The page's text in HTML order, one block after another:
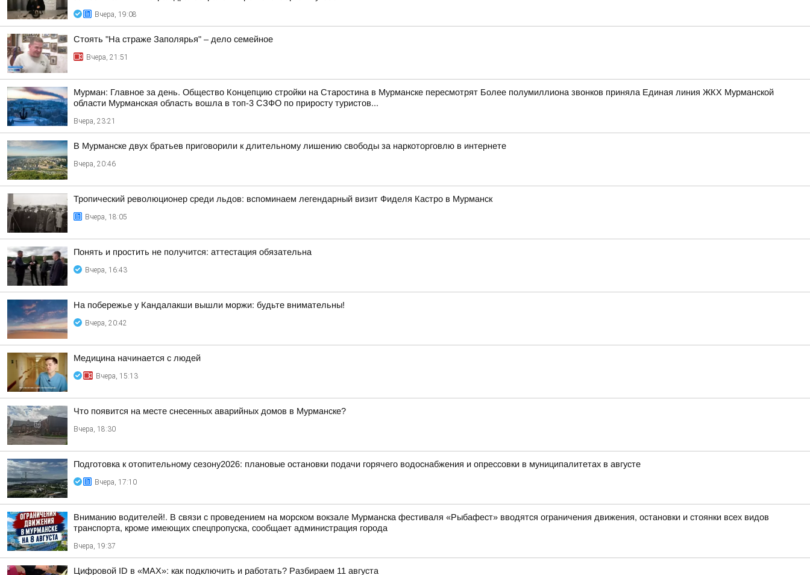
Вчера, 19:08
Стоять "На страже Заполярья" – дело семейное
Вчера, 21:51
Мурман: Главное за день. Общество Концепцию стройки на Старостина в Мурманске пересмотрят Более полумиллиона звонков приняла Единая линия ЖКХ Мурманской
области Мурманская область вошла в топ-3 СЗФО по приросту туристов...
Вчера, 23:21
В Мурманске двух братьев приговорили к длительному лишению свободы за наркоторговлю в интернете
Вчера, 20:46
Тропический революционер среди льдов: вспоминаем легендарный визит Фиделя Кастро в Мурманск
Вчера, 18:05
Понять и простить не получится: аттестация обязательна
Вчера, 16:43
На побережье у Кандалакши вышли моржи: будьте внимательны!
Вчера, 20:42
Медицина начинается с людей
Вчера, 15:13
Что появится на месте снесенных аварийных домов в Мурманске?
Вчера, 18:30
Подготовка к отопительному сезону2026: плановые остановки подачи горячего водоснабжения и опрессовки в муниципалитетах в августе
Вчера, 17:10
Вниманию водителей!. В связи с проведением на морском вокзале Мурманска фестиваля «Рыбафест» вводятся ограничения движения, остановки и стоянки всех видов
транспорта, кроме имеющих спецпропуска, сообщает администрация города
Вчера, 19:37
Цифровой ID в «MAX»: как подключить и работать? Разбираем 11 августа